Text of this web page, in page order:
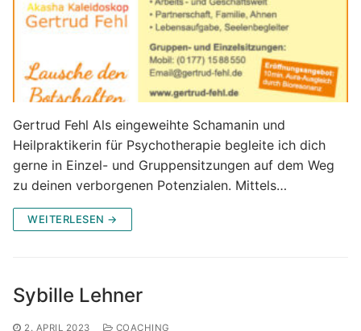
Gertrud Fehl Als eingeweihte Schamanin und
Heilpraktikerin für Psychotherapie begleite ich dich
gerne in Einzel- und Gruppensitzungen auf dem Weg
zu deinen verborgenen Potenzialen. Mittels…
WEITERLESEN →
Sybille Lehner
2. APRIL 2023 COACHING